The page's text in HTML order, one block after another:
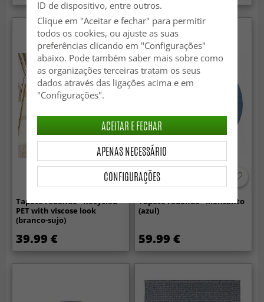
Tapete redondo - Recycled
PET with viscose look
(branco-sujo)
39.99 €
Tapete redondo - Monsanto
(azul)
59.99 €
ID de dispositivo, entre outros.
Clique em "Aceitar e fechar" para permitir
todos os cookies, ou ajuste as suas
preferências clicando em "Configurações"
abaixo. Pode também saber mais sobre como
as organizações terceiras tratam os seus
dados através das ligações acima e em
"Configurações".
CONFIGURAÇÕES
APENAS NECESSÁRIO
ACEITAR E FECHAR